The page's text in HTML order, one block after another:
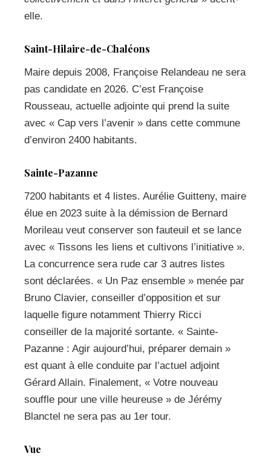
elle.
Saint-Hilaire-de-Chaléons
Maire depuis 2008, Françoise Relandeau ne sera
pas candidate en 2026. C’est Françoise
Rousseau, actuelle adjointe qui prend la suite
avec « Cap vers l’avenir » dans cette commune
d’environ 2400 habitants.
Sainte-Pazanne
7200 habitants et 4 listes. Aurélie Guitteny, maire
élue en 2023 suite à la démission de Bernard
Morileau veut conserver son fauteuil et se lance
avec « Tissons les liens et cultivons l’initiative ».
La concurrence sera rude car 3 autres listes
sont déclarées. « Un Paz ensemble » menée par
Bruno Clavier, conseiller d’opposition et sur
laquelle figure notamment Thierry Ricci
conseiller de la majorité sortante. « Sainte-
Pazanne : Agir aujourd’hui, préparer demain »
est quant à elle conduite par l’actuel adjoint
Gérard Allain. Finalement, « Votre nouveau
souffle pour une ville heureuse » de Jérémy
Blanctel ne sera pas au 1er tour.
Vue